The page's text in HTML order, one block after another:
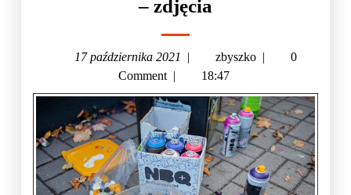
– zdjęcia
17 października 2021 | zbyszko |
0
Comment | 18:47